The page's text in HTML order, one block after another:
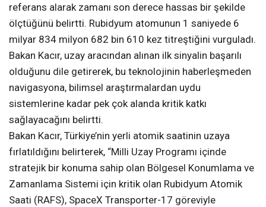
referans alarak zamanı son derece hassas bir şekilde
ölçtüğünü belirtti. Rubidyum atomunun 1 saniyede 6
milyar 834 milyon 682 bin 610 kez titreştiğini vurguladı.
Bakan Kacır, uzay aracından alınan ilk sinyalin başarılı
olduğunu dile getirerek, bu teknolojinin haberleşmeden
navigasyona, bilimsel araştırmalardan uydu
sistemlerine kadar pek çok alanda kritik katkı
sağlayacağını belirtti.
Bakan Kacır, Türkiye’nin yerli atomik saatinin uzaya
fırlatıldığını belirterek, “Milli Uzay Programı içinde
stratejik bir konuma sahip olan Bölgesel Konumlama ve
Zamanlama Sistemi için kritik olan Rubidyum Atomik
Saati (RAFS), SpaceX Transporter-17 göreviyle